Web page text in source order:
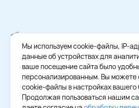
Мы в Телеграм
Документы об обработке персональных
Охрана труда – результаты СОУТ
Официальное приложение
Cкачайте бесплатное
Мы используем cookie-файлы, IP-
данные об устройствах для
ваше посещение сайта было
персонализированным. Вы можете
cookie-файлы в настройках вашего
Продолжая пользоваться нашим